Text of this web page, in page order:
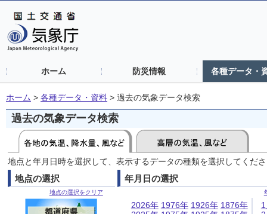
ホーム 防災情報 各種データ・
ホーム > 各種データ・資料 > 過去の気象データ検索
過去の気象データ検索
地点と年月日時を選択して、表示するデータの種類を選択してくだ
地点の選択
地点の選択をクリア
年月日の選択
2026年 1976年 1926年 1876年